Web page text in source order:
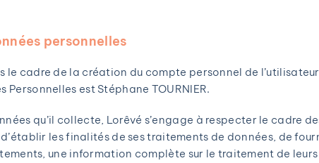
personnelles
le cadre de la création du compte personnel de
est Stéphane TOURNIER.
qu’il collecte, Lorêvé s’engage à respecter le cadre
les finalités de ses traitements de données, de
une information complète sur le traitement de